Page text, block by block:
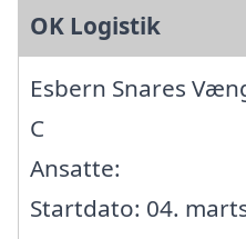
OK Logistik
Esbern Snares
C
Ansatte:
Startdato: 04.